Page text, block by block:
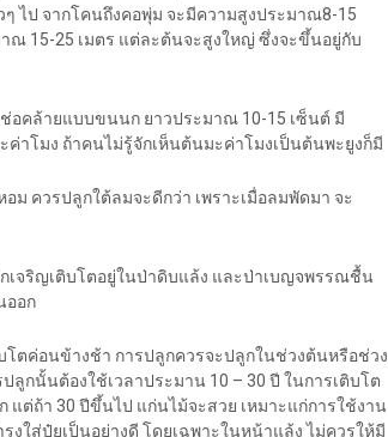
ไป จากโคนถึงคอพุ่ม จะมีความสูงประมาณ8-15
ณ 15-25 เมตร แต่ละต้นจะสูงใหญ่ ซึ่งจะขึ้นอยู่กับ
ช่อคล้ายแบบขนนก ยาวประมาณ 10-15 เซ็นต์ มี
าโมง ถ้าคนไม่รู้จักเห็นต้นมะค่าโมงเป็นต้นพะยูงก็มี
ม ควรปลูกใต้ลมจะดีกว่า เพราะเมื่อลมพัดมา จะ
เจริญเติบโตอยู่ในป่าดิบแล้ง และป่าเบญจพรรณชื้น
ออก
โตค่อนข้างช้า การปลูกควรจะปลูกในช่วงต้นหรือช่วง
กนั้นต้องใช้เวลาประมาน 10 – 30 ปี ในการเติบโต
แต่ถ้า 30 ปีขึ้นไป แก่นไม้จะสวย เหมาะแก่การใช้งาน
ใส่ปุ๋ยเป็นอย่างดี โดยเฉพาะในหน้าแล้ง ไม่ควรให้มี